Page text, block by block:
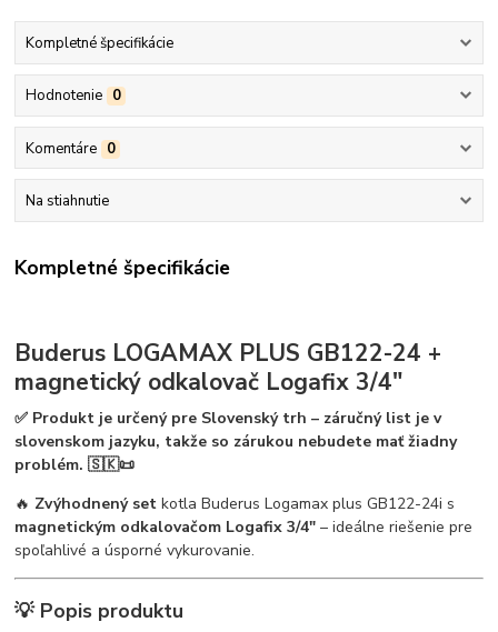
Kompletné špecifikácie
Hodnotenie 0
Komentáre 0
Na stiahnutie
Kompletné špecifikácie
Buderus LOGAMAX PLUS GB122-24 +
magnetický odkalovač Logafix 3/4"
✅ Produkt je určený pre Slovenský trh – záručný list je v
slovenskom jazyku, takže so zárukou nebudete mať žiadny
problém. 🇸🇰📜
🔥 Zvýhodnený set kotla Buderus Logamax plus GB122-24i s
magnetickým odkalovačom Logafix 3/4" – ideálne riešenie pre
spoľahlivé a úsporné vykurovanie.
💡 Popis produktu